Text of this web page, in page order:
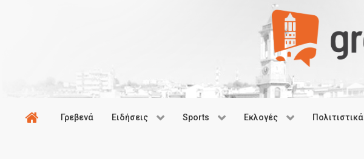
Γρεβενά Ειδήσεις Sports Εκλογές Πολιτιστικά